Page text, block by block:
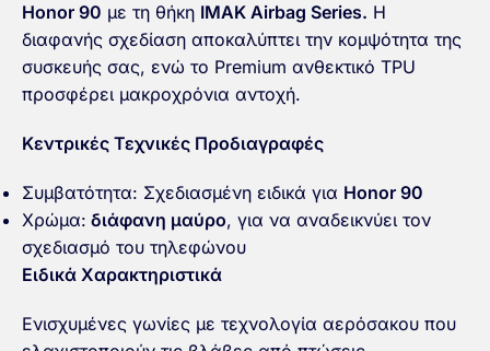
Honor 90 με τη θήκη IMAK Airbag Series. Η
διαφανής σχεδίαση αποκαλύπτει την κομψότητα της
συσκευής σας, ενώ το Premium ανθεκτικό TPU
προσφέρει μακροχρόνια αντοχή.
Κεντρικές Τεχνικές Προδιαγραφές
Συμβατότητα: Σχεδιασμένη ειδικά για Honor 90
Χρώμα: διάφανη μαύρο, για να αναδεικνύει τον
σχεδιασμό του τηλεφώνου
Ειδικά Χαρακτηριστικά
Ενισχυμένες γωνίες με τεχνολογία αερόσακου που